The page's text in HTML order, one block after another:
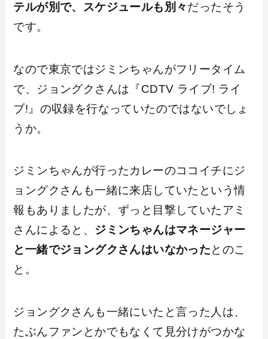
テルが別で、スケジュールも別々だったそう
です。
なので東京ではジミンちゃんがフリータイム
で、ジョングクさんは『CDTV ライブ! ライ
ブ!』の収録を行なっていたのではないでしょ
うか。
ジミンちゃんが行ったカレーのココイチにジ
ョングクさんも一緒に来店していたという情
報もありましたが、ずっと目撃していたアミ
さんによると、 ジミンちゃんはマネージャー
と一緒でジョングクさんはいなかったとのこ
と。
ジョングクさんも一緒にいたと言った人は、
たぶんファンとかでもなくて見分けがつかな